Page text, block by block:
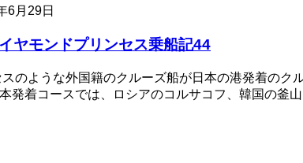
6月29日
ヤモンドプリンセス乗船記44
のような外国籍のクルーズ船が日本の港発着の
発着コースでは、ロシアのコルサコフ、韓国の